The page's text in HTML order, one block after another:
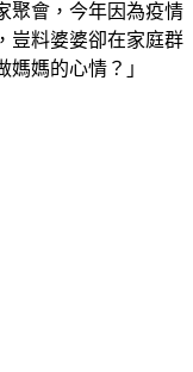
聚會，今年因為疫情
豈料婆婆卻在家庭群
媽的心情？」